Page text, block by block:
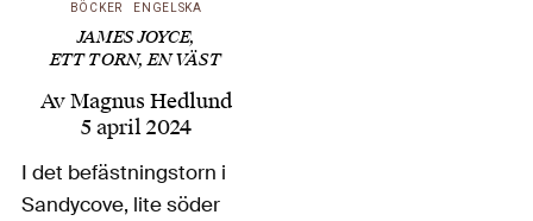
BÖCKER ENGELSKA
JAMES JOYCE,
ETT TORN, EN VÄST
AvMagnus Hedlund
5 april 2024
I det befästningstorn i
Sandycove, lite söder